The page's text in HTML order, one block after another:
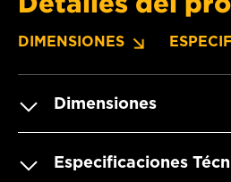
DIMENSIONES
Dimensiones
Especificaciones